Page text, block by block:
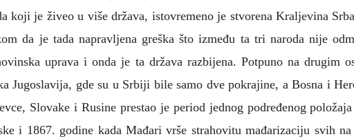
koji je živeo u više država, istovremeno je stvorena Kraljevina
da je tada napravljena greška što između ta tri naroda nije
uprava i onda je ta država razbijena. Potpuno na drugim
Jugoslavija, gde su u Srbiji bile samo dve pokrajine, a Bosna i
Slovake i Rusine prestao je period jednog podređenog
i 1867. godine kada Mađari vrše strahovitu mađarizaciju svih